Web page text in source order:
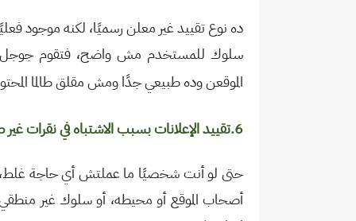
ده نوع تقييد غير معلن رسميًا، لكنه موجود
سلوك للمستخدم مش واضح، فتقوم جوجل
الموقعن وده طبيعي جدًا ومش مقلق طالما
6.تقييد الإعلانات بسبب الاشتباه في نقرات غير صالحة
حتى لو أنت شخصيًا ما عملتش أي حاجة
أصحاب الموقع أو محيطه، أو سلوك غير منطقي